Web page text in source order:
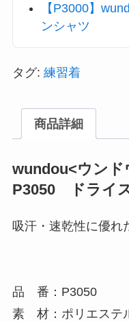
【P3000】
ンシャツ
タグ: 練習着
商品詳細
wundou<ウンド
P3050ドライス
吸汗・速乾性に優れ
品 番：P3050
素 材： ポリエステ